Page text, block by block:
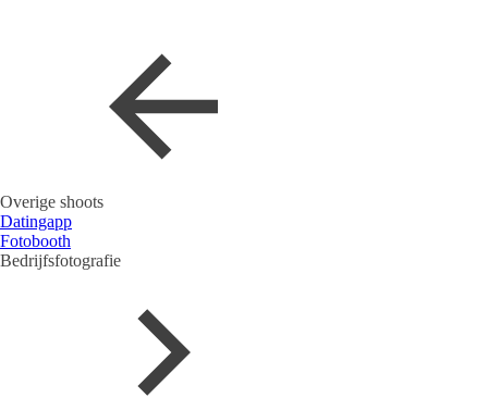
Overige shoots
Datingapp
Fotobooth
Bedrijfsfotografie